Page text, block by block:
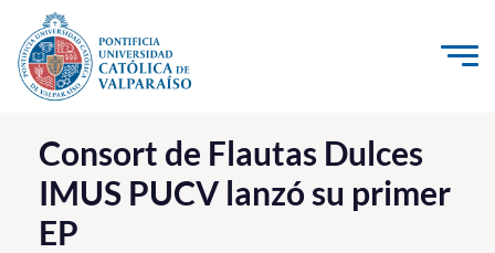
Click acá para ir directamente al contenido
La Universidad
Investigación, Creación e Innovación
PUCV Internacional
Consort de Flautas Dulces
IMUS PUCV lanzó su primer
EP